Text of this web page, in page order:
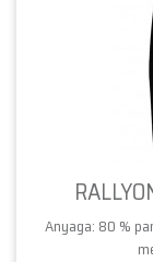
Anyaga: 80 %